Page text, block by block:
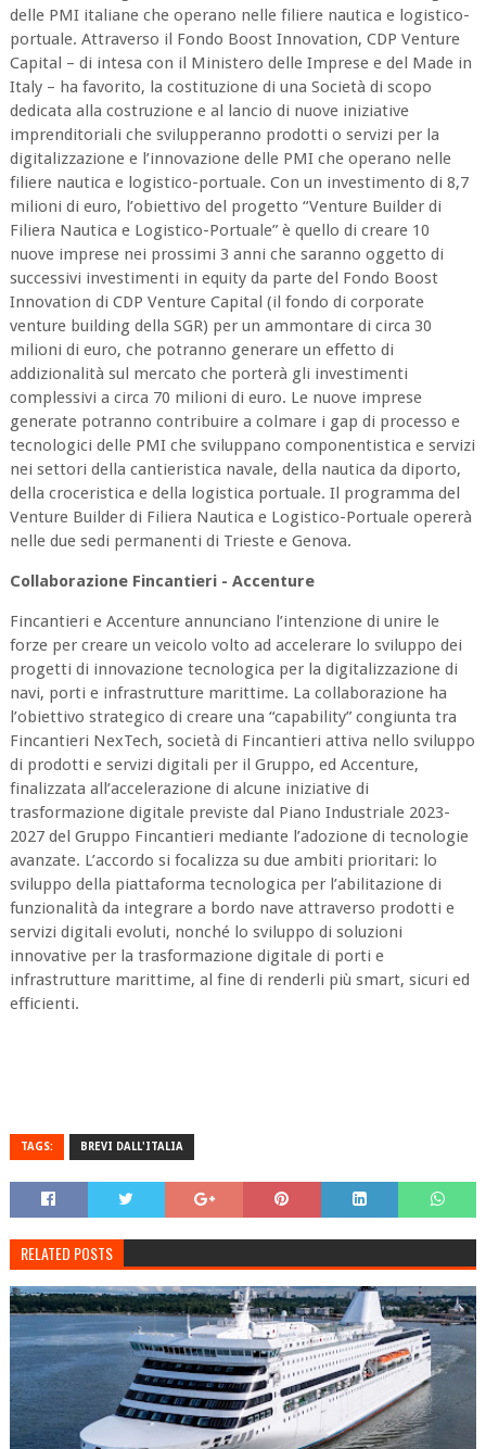
delle PMI italiane che operano nelle filiere nautica e logistico-
portuale. Attraverso il Fondo Boost Innovation, CDP Venture
Capital – di intesa con il Ministero delle Imprese e del Made in
Italy – ha favorito, la costituzione di una Società di scopo
dedicata alla costruzione e al lancio di nuove iniziative
imprenditoriali che svilupperanno prodotti o servizi per la
digitalizzazione e l’innovazione delle PMI che operano nelle
filiere nautica e logistico-portuale. Con un investimento di 8,7
milioni di euro, l’obiettivo del progetto “Venture Builder di
Filiera Nautica e Logistico-Portuale” è quello di creare 10
nuove imprese nei prossimi 3 anni che saranno oggetto di
successivi investimenti in equity da parte del Fondo Boost
Innovation di CDP Venture Capital (il fondo di corporate
venture building della SGR) per un ammontare di circa 30
milioni di euro, che potranno generare un effetto di
addizionalità sul mercato che porterà gli investimenti
complessivi a circa 70 milioni di euro. Le nuove imprese
generate potranno contribuire a colmare i gap di processo e
tecnologici delle PMI che sviluppano componentistica e servizi
nei settori della cantieristica navale, della nautica da diporto,
della croceristica e della logistica portuale. Il programma del
Venture Builder di Filiera Nautica e Logistico-Portuale opererà
nelle due sedi permanenti di Trieste e Genova.
Collaborazione Fincantieri - Accenture
Fincantieri e Accenture annunciano l’intenzione di unire le
forze per creare un veicolo volto ad accelerare lo sviluppo dei
progetti di innovazione tecnologica per la digitalizzazione di
navi, porti e infrastrutture marittime. La collaborazione ha
l’obiettivo strategico di creare una “capability” congiunta tra
Fincantieri NexTech, società di Fincantieri attiva nello sviluppo
di prodotti e servizi digitali per il Gruppo, ed Accenture,
finalizzata all’accelerazione di alcune iniziative di
trasformazione digitale previste dal Piano Industriale 2023-
2027 del Gruppo Fincantieri mediante l’adozione di tecnologie
avanzate. L’accordo si focalizza su due ambiti prioritari: lo
sviluppo della piattaforma tecnologica per l’abilitazione di
funzionalità da integrare a bordo nave attraverso prodotti e
servizi digitali evoluti, nonché lo sviluppo di soluzioni
innovative per la trasformazione digitale di porti e
infrastrutture marittime, al fine di renderli più smart, sicuri ed
efficienti.
TAGS: BREVI DALL'ITALIA
RELATED POSTS